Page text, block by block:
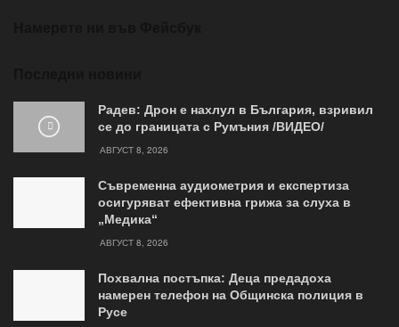
Радев: Дрон е нахлул в България, взривил
се до границата с Румъния /ВИДЕО/
АВГУСТ 8, 2026
Съвременна аудиометрия и експертиза
осигуряват ефективна грижа за слуха в
„Медика“
АВГУСТ 8, 2026
Похвална постъпка: Деца предадоха
намерен телефон на Общинска полиция в
Русе